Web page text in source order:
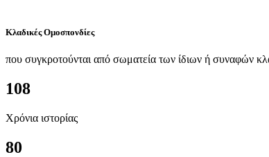
Κλαδικές Ομοσπονδίες
που συγκροτούνται από σωματεία των ίδιων ή συναφών
108
Χρόνια ιστορίας
80